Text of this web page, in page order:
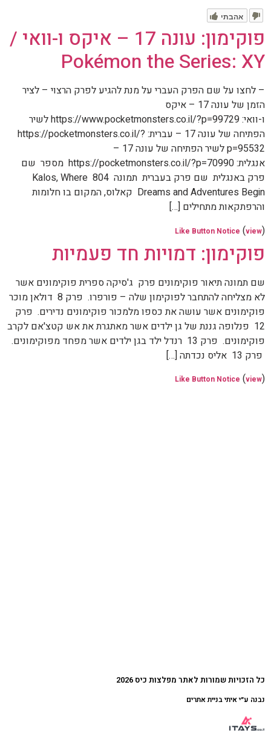
אהבתי
פוקימון: עונה 17 – איקס ו-וואי /
Pokémon the Series: XY
– לחצו על שם הפרק העברי על מנת להגיע לפרק הרצוי – לציר
הזמן של עונה 17 – איקס
ו-וואי: https://www.pocketmonsters.co.il/?p=99729 לשיר
הפתיחה של עונה 17 – עברית: https://pocketmonsters.co.il/?
p=95532 לשיר הפתיחה של עונה 17 –
אנגלית: https://pocketmonsters.co.il/?p=70990 מספר שם
פרק באנגלית שם פרק בעברית תמונה 804 Kalos, Where
Dreams and Adventures Begin קאלוס, המקום בו חלומות
והרפתקאות מתחילים […]
Like Button Notice (view)
פוקימון: דמויות חד פעמיות
שם תמונה תיאור פוקימונים פרק ג'סיקה ספרית פוקימונים אשר
לא מצליחה להתחבר לפוקימון שלה – פורפרו. פרק 8 דולאן מוכר
פוקימונים אשר עושה את כספו מלמכור פוקימונים נדירים. פרק
12 פנלופה גננת של גן ילדים אשר מאתגרת את אש קטצ'אם לקרב
פוקימונים. פרק 13 רנדל ילד בגן ילדים אשר מפחד מפוקימונים.
פרק 13 אליס נכדתה […]
Like Button Notice (view)
כל הזכויות שמורות לאתר מפלצות כיס 2026
נבנה ע״י איתי בניית אתרים